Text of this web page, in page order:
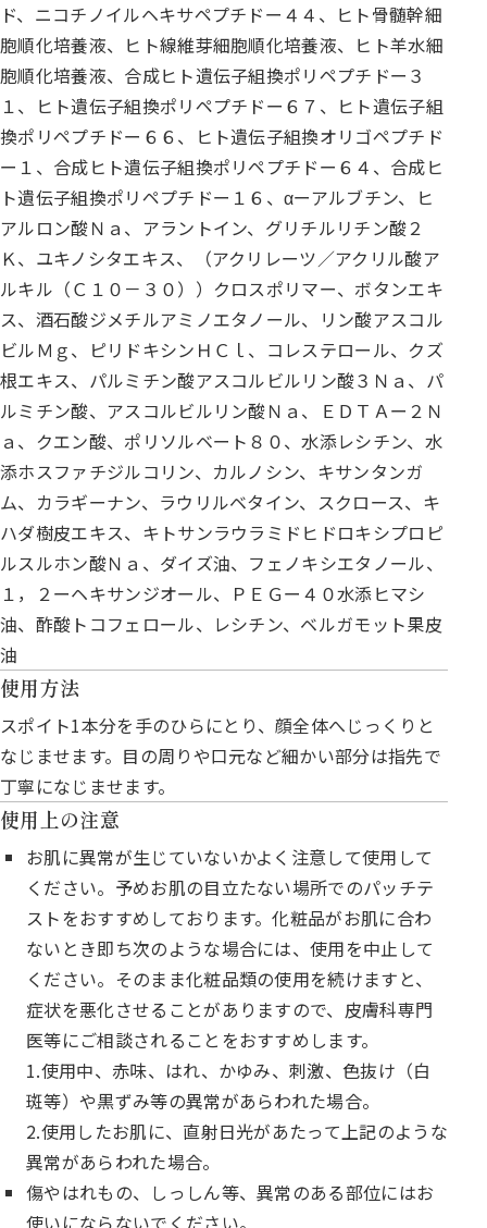
ド、ニコチノイルヘキサペプチドー４４、ヒト骨髄幹細
胞順化培養液、ヒト線維芽細胞順化培養液、ヒト羊水細
胞順化培養液、合成ヒト遺伝子組換ポリペプチドー３
１、ヒト遺伝子組換ポリペプチドー６７、ヒト遺伝子組
換ポリペプチドー６６、ヒト遺伝子組換オリゴペプチド
ー１、合成ヒト遺伝子組換ポリペプチドー６４、合成ヒ
ト遺伝子組換ポリペプチドー１６、αーアルブチン、ヒ
アルロン酸Ｎａ、アラントイン、グリチルリチン酸２
Ｋ、ユキノシタエキス、（アクリレーツ／アクリル酸ア
ルキル（Ｃ１０－３０））クロスポリマー、ボタンエキ
ス、酒石酸ジメチルアミノエタノール、リン酸アスコル
ビルＭｇ、ピリドキシンＨＣｌ、コレステロール、クズ
根エキス、パルミチン酸アスコルビルリン酸３Ｎａ、パ
ルミチン酸、アスコルビルリン酸Ｎａ、ＥＤＴＡー２Ｎ
ａ、クエン酸、ポリソルベート８０、水添レシチン、水
添ホスファチジルコリン、カルノシン、キサンタンガ
ム、カラギーナン、ラウリルベタイン、スクロース、キ
ハダ樹皮エキス、キトサンラウラミドヒドロキシプロピ
ルスルホン酸Ｎａ、ダイズ油、フェノキシエタノール、
１，２ーヘキサンジオール、ＰＥＧー４０水添ヒマシ
油、酢酸トコフェロール、レシチン、ベルガモット果皮
油
使用方法
スポイト1本分を手のひらにとり、顔全体へじっくりと
なじませます。目の周りや口元など細かい部分は指先で
丁寧になじませます。
使用上の注意
お肌に異常が生じていないかよく注意して使用して
ください。予めお肌の目立たない場所でのパッチテ
ストをおすすめしております。化粧品がお肌に合わ
ないとき即ち次のような場合には、使用を中止して
ください。そのまま化粧品類の使用を続けますと、
症状を悪化させることがありますので、皮膚科専門
医等にご相談されることをおすすめします。
1.使用中、赤味、はれ、かゆみ、刺激、色抜け（白
斑等）や黒ずみ等の異常があらわれた場合。
2.使用したお肌に、直射日光があたって上記のような
異常があらわれた場合。
傷やはれもの、しっしん等、異常のある部位にはお